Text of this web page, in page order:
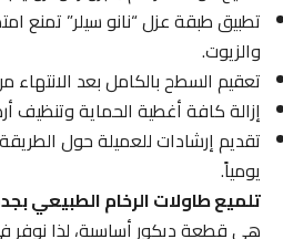
تطبيق طبقة عزل “نانو سيلر” تمنع
والزيوت.
تعقيم السطح بالكامل بعد الانتهاء من
إزالة كافة أغطية الحماية وتنظيف
تقديم إرشادات للعميلة حول الطريقة
يومياً.
تلميع طاولات الرخام الطبيعي بجدة
هي قطعة ديكور أساسية، لذا نوفر